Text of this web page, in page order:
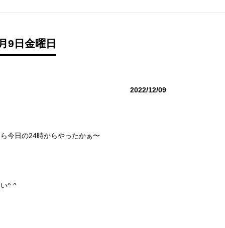
9日金曜日
2022/12/09
今日の24時からやったかぁ〜
^ ^